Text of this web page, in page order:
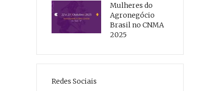
Mulheres do
Agronegócio
Brasil no CNMA
2025
Redes Sociais